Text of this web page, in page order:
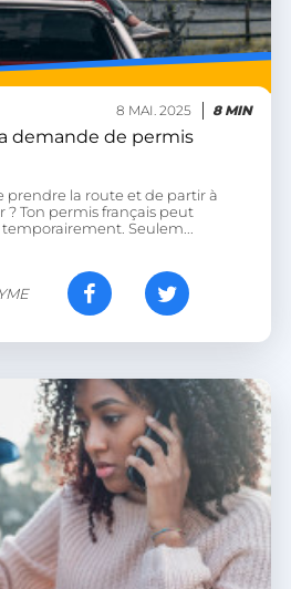
8 MAI. 2025 8 MIN
demande de permis
prendre la route et de partir à
Ton permis français peut
Seulem...